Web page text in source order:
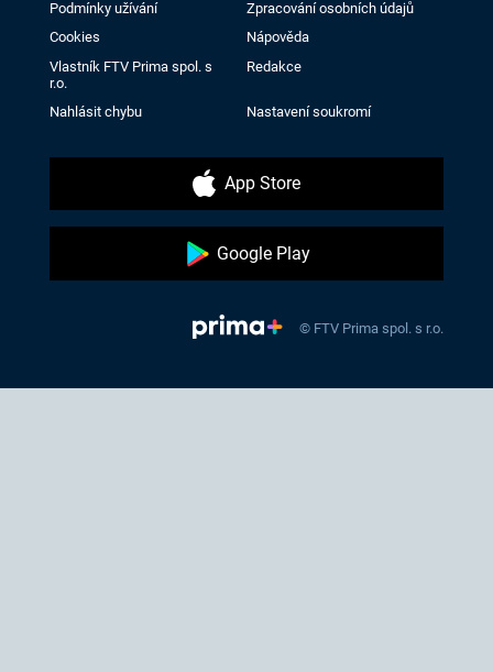
Podmínky užívání
Zpracování osobních údajů
Cookies
Nápověda
Vlastník FTV Prima spol. s
r.o.
Redakce
Nahlásit chybu Nastavení soukromí
App Store
Google Play
© FTV Prima spol. s r.o.